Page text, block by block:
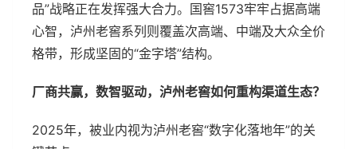
品”战略正在发挥强大合力。国窖1573牢牢占据高端
心智，泸州老窖系列则覆盖次高端、中端及大众全价
格带，形成坚固的“金字塔”结构。
厂商共赢，数智驱动，泸州老窖如何重构渠道生态？
2025年，被业内视为泸州老窖“数字化落地年”的关